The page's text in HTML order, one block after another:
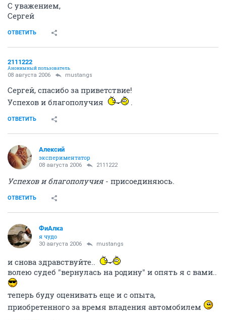
С уважением,
Сергей
ОТВЕТИТЬ
2111222
Анонимный пользователь
08 августа 2006 mustangs
Сергей, спасибо за приветствие!
Успехов и благополучия
.
ОТВЕТИТЬ
Алексий
экспериментатор
08 августа 2006 2111222
Успехов и благополучия - присоединяюсь.
ОТВЕТИТЬ
ФиАлка
я чудо
30 августа 2006 mustangs
и снова здравствуйте..
волею судеб "вернулась на родину" и опять я с вами..
теперь буду оценивать еще и с опыта,
приобретенного за время владения автомобилем